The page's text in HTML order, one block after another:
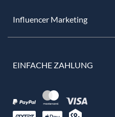
Influencer Marketing
EINFACHE ZAHLUNG